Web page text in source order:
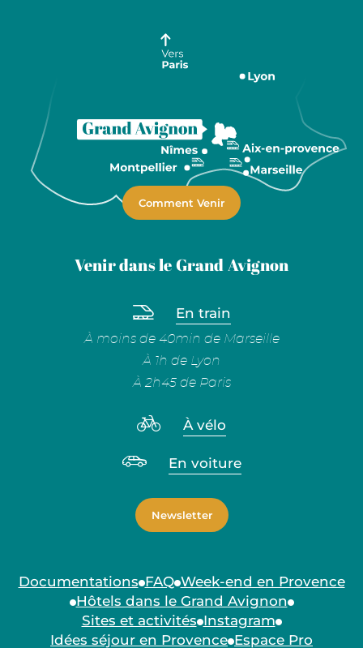
Comment Venir
Venir dans le Grand Avignon
En train
À moins de 40min de Marseille
À 1h de Lyon
À 2h45 de Paris
À vélo
En voiture
Newsletter
Documentations FAQ Week-end en Provence
Hôtels dans le Grand Avignon
Sites et activités Instagram
Idées séjour en Provence Espace Pro